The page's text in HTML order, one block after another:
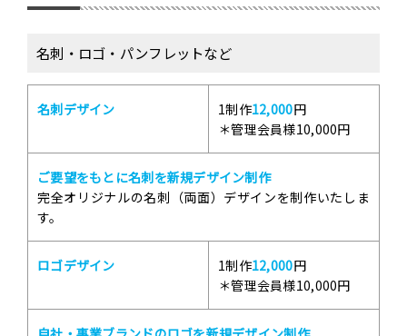
名刺・ロゴ・パンフレットなど
名刺デザイン 1制作12,000円
＊管理会員様10,000円
ご要望をもとに名刺を新規デザイン制作
完全オリジナルの名刺（両面）デザインを制作いたしま
す。
ロゴデザイン 1制作12,000円
＊管理会員様10,000円